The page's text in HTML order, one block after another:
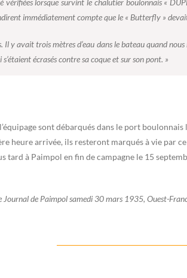
vérifiées lorsque survint le chalutier boulonnais «
immédiatement compte que le « Butterfly »
Il y avait trois mètres d’eau dans le bateau quand
écrasés contre sa coque et sur son pont. »
sont débarqués dans le port
heure arrivée, ils resteront marqués à vie par
tard à Paimpol en fin de campagne le 15
Journal de Paimpol samedi 30 mars 1935, Ouest-